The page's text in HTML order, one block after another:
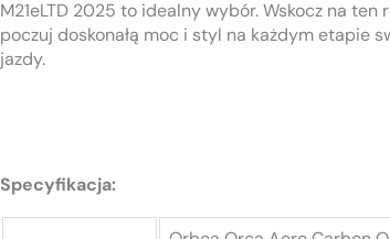
M21eLTD 2025 to idealny wybór. Wskocz na ten
poczuj doskonałą moc i styl na każdym etapie
jazdy.
Specyfikacja: